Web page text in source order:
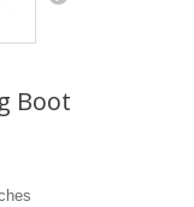
Boot